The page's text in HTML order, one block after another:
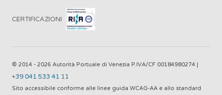
CERTIFICAZIONI
© 2014 - 2026 Autorità Portuale di Venezia P.IVA/CF 00184980274 |
+39 041 533 41 11
Sito accessibile conforme alle linee guida WCAG-AA e allo standard